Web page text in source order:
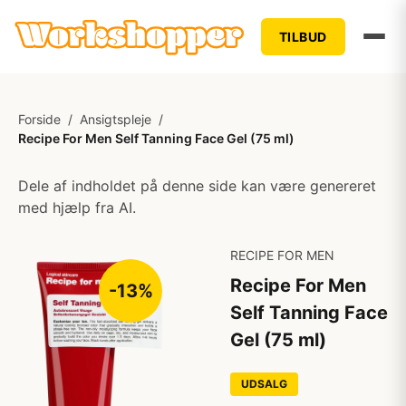
TILBUD
Forside / Ansigtspleje /
Recipe For Men Self Tanning Face Gel (75 ml)
Dele af indholdet på denne side kan være genereret
med hjælp fra AI.
-13%
RECIPE FOR MEN
Recipe For Men
Self Tanning Face
Gel (75 ml)
UDSALG